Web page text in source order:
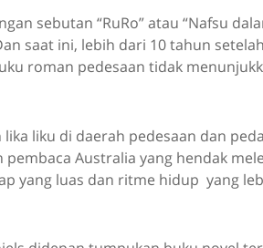
sebutan “RuRo” atau “Nafsu
saat ini, lebih dari 10 tahun
roman pedesaan tidak
liku di daerah pedesaan dan
Australia yang hendak
yang luas dan ritme hidup yang